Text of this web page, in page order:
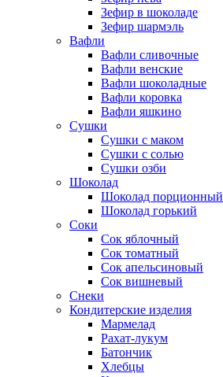
Зефир в шоколаде
Зефир шармэль
Вафли
Вафли сливочные
Вафли венские
Вафли шоколадные
Вафли коровка
Вафли яшкино
Сушки
Сушки с маком
Сушки с солью
Сушки озби
Шоколад
Шоколад порционный
Шоколад горький
Соки
Сок яблочный
Сок томатный
Сок апельсиновый
Сок вишневый
Снеки
Кондитерские изделия
Мармелад
Рахат-лукум
Батончик
Хлебцы